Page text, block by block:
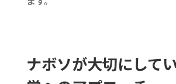
ナボソが大切にして